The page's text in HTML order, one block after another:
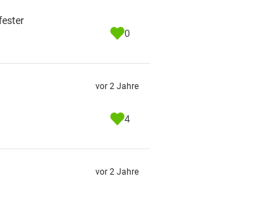
0
vor 2 Jahre
4
vor 2 Jahre